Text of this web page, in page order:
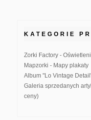
KATEGORIE
Zorki Factory -
Mapzorki - Mapy plakaty
Album "Lo Vintage
Galeria sprzedanych
ceny)